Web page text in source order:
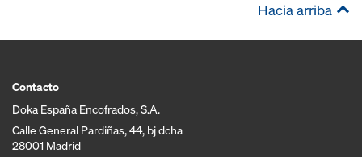
Hacia arriba
Contacto
Doka España Encofrados, S.A.
Calle General Pardiñas, 44, bj dcha
28001 Madrid